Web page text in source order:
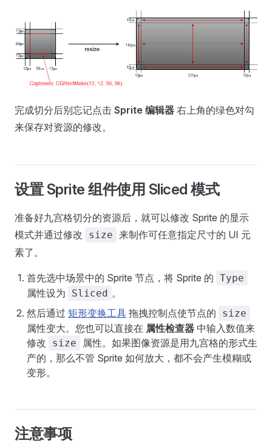
完成切分后别忘记点击 Sprite 编辑器 右上角的绿色对勾
来保存对资源的修改。
设置 Sprite 组件使用 Sliced 模式
准备好九宫格切分的资源后，就可以修改 Sprite 的显示
模式并通过修改
size 来制作可任意指定尺寸的 UI 元
素了。
首先选中场景中的 Sprite 节点，将 Sprite 的 Type
属性设为 Sliced 。
然后通过 矩形变换工具 拖拽控制点使节点的 size
属性变大。您也可以直接在 属性检查器 中输入数值来
修改
size
属性。如果图像资源是用九宫格的形式生
产的，那么不管 Sprite 如何放大，都不会产生模糊或
变形。
注意事项